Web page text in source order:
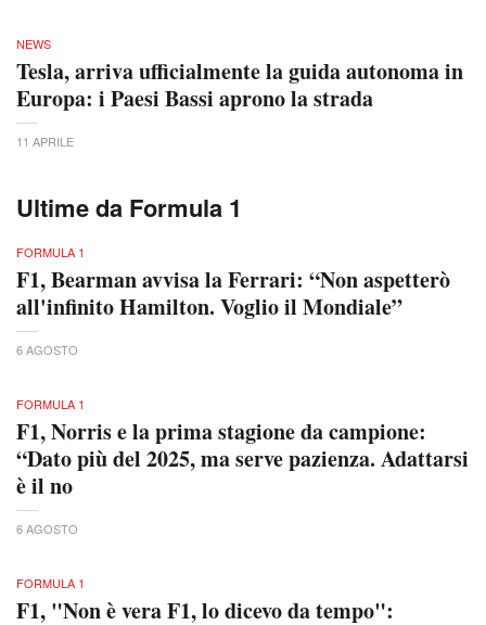
NEWS
Tesla, arriva ufficialmente la guida autonoma in
Europa: i Paesi Bassi aprono la strada
11 APRILE
Ultime da Formula 1
FORMULA 1
F1, Bearman avvisa la Ferrari: “Non aspetterò
all'infinito Hamilton. Voglio il Mondiale”
6 AGOSTO
FORMULA 1
F1, Norris e la prima stagione da campione:
“Dato più del 2025, ma serve pazienza. Adattarsi
è il no
6 AGOSTO
FORMULA 1
F1, "Non è vera F1, lo dicevo da tempo":